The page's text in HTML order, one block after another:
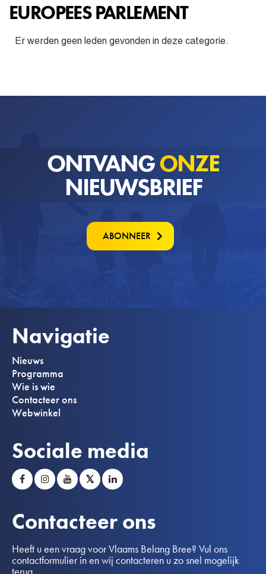
EUROPEES PARLEMENT
Er werden geen leden gevonden in deze categorie.
ONTVANGONZE
NIEUWSBRIEF
ABONNEER
Navigatie
Nieuws
Programma
Wie is wie
Contacteer ons
Webwinkel
Sociale media
𝕏
Contacteer ons
Heeft u een vraag voor Vlaams Belang Bree? Vul ons
contactformulier in en wij contacteren u zo snel mogelijk